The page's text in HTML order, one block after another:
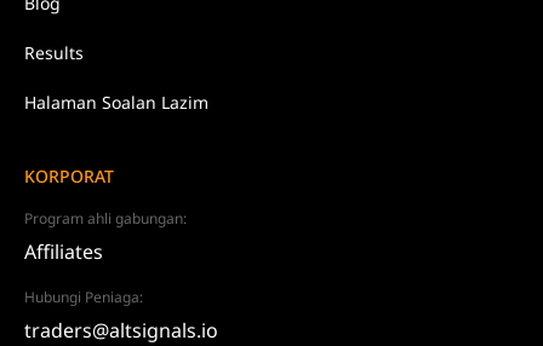
Results
Halaman Soalan Lazim
KORPORAT
Program ahli gabungan:
Affiliates
Hubungi Peniaga:
traders@altsignals.io